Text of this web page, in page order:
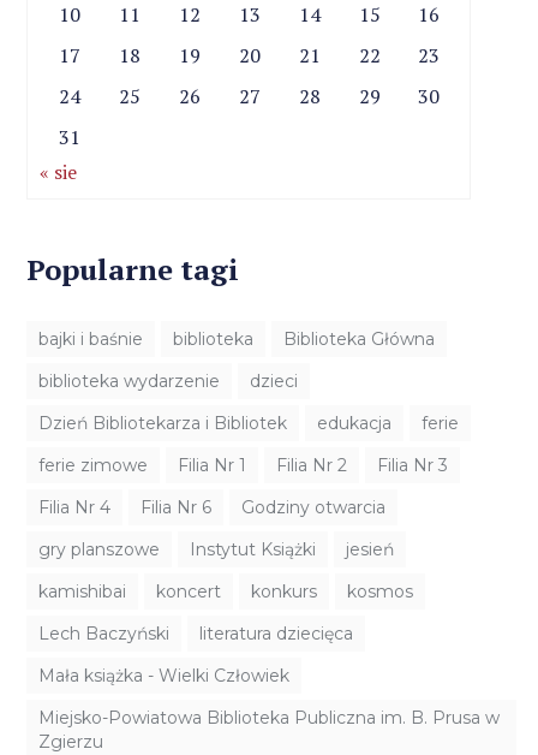
10
11 12 13 14 15
16
17
18 19 20 21 22
23
24
25 26 27 28 29
30
31
« sie
Popularne tagi
bajki i baśnie biblioteka
Biblioteka Główna
biblioteka wydarzenie
dzieci
Dzień Bibliotekarza i Bibliotek
edukacja
ferie
ferie zimowe
Filia Nr 1 Filia Nr 2
Filia Nr 3
Filia Nr 4
Filia Nr 6
Godziny otwarcia
gry planszowe
Instytut Książki
jesień
kamishibai
koncert konkurs
kosmos
Lech Baczyński
literatura dziecięca
Mała książka - Wielki Człowiek
Miejsko-Powiatowa Biblioteka Publiczna im. B. Prusa w
Zgierzu